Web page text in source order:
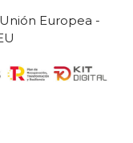
Europea -